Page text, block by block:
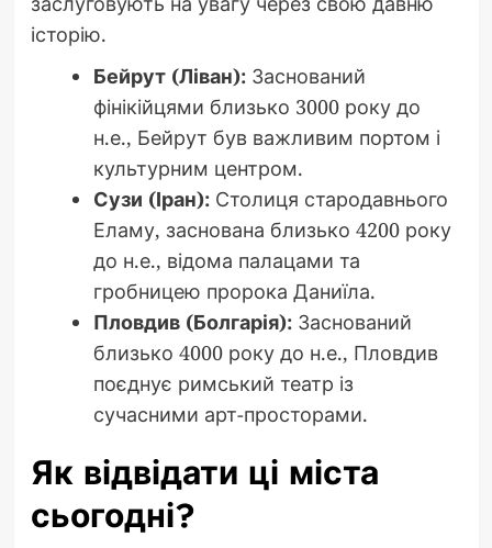
історію.
Бейрут (Ліван):Заснований
фінікійцями близько 3000 року до
н.е., Бейрут був важливим портом і
культурним центром.
Сузи (Іран):Столиця стародавнього
Еламу, заснована близько 4200 року
до н.е., відома палацами та
гробницею пророка Даниїла.
Пловдив (Болгарія):Заснований
близько 4000 року до н.е., Пловдив
поєднує римський театр із
сучасними арт-просторами.
Як відвідати ці міста
сьогодні?